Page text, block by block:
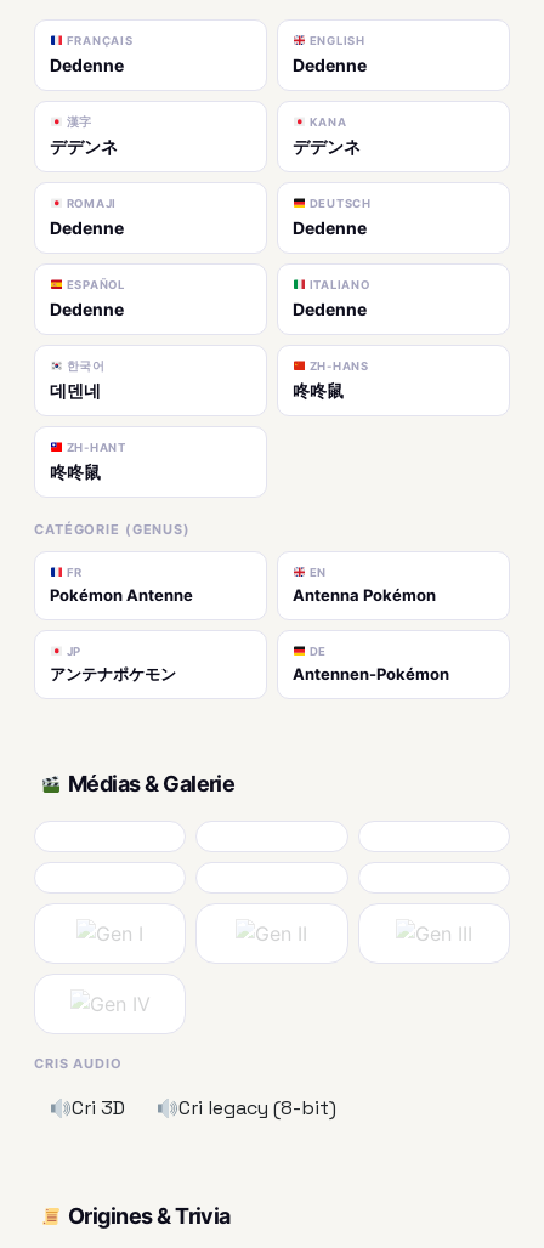
FRANÇAIS
Dedenne
ENGLISH
Dedenne
漢字
デデンネ
KANA
デデンネ
ROMAJI
Dedenne
DEUTSCH
Dedenne
ESPAÑOL
Dedenne
ITALIANO
Dedenne
한국어
데덴네
ZH-HANS
咚咚鼠
ZH-HANT
咚咚鼠
CATÉGORIE (GENUS)
FR
Pokémon Antenne
EN
Antenna Pokémon
JP
アンテナポケモン
DE
Antennen-Pokémon
Médias & Galerie
CRIS AUDIO
Cri 3D Cri legacy (8-bit)
Origines & Trivia